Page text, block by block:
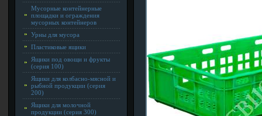
Мусорные контейнерные
площадки и ограждения
мусорных контейнеров
Урны для мусора
Пластиковые ящики
Ящики под овощи и фрукты
(серия 100)
Ящики для колбасно-мясной и
рыбной продукции (серия
200)
Ящики для молочной
продукции (серия 300)